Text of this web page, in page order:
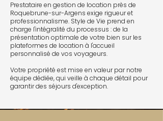
Prestataire en gestion de location près de
Roquebrune-sur-Argens exige rigueur et
professionnalisme. Style de Vie prend en
charge l'intégralité du processus : de la
présentation optimale de votre bien sur les
plateformes de location à l'accueil
personnalisé de vos voyageurs.
Votre propriété est mise en valeur par notre
équipe dédiée, qui veille à chaque détail pour
garantir des séjours d'exception.